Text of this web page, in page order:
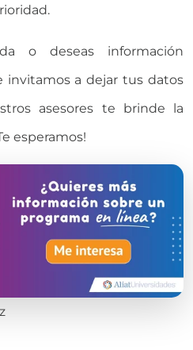
o deseas información
invitamos a dejar tus datos
asesores te brinde la
esperamos!